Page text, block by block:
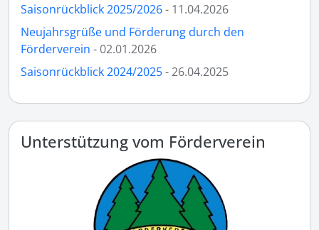
Saisonrückblick 2025/2026- 11.04.2026
Neujahrsgrüße und Förderung durch den
Förderverein - 02.01.2026
Saisonrückblick 2024/2025- 26.04.2025
Unterstützung vom Förderverein